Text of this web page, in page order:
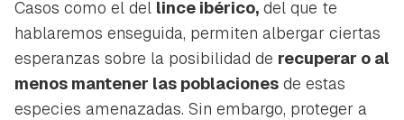
Casos como el del lince ibérico, del que te
hablaremos enseguida, permiten albergar ciertas
esperanzas sobre la posibilidad de recuperar o al
menos mantener las poblaciones de estas
especies amenazadas. Sin embargo, proteger a